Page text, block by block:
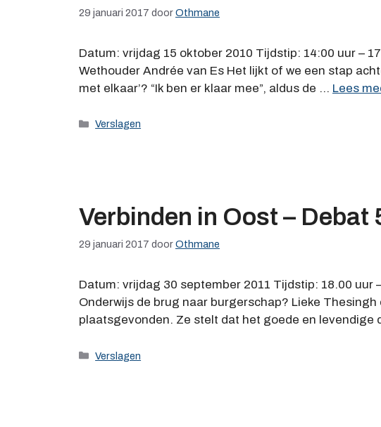
29 januari 2017 doorOthmane
Datum: vrijdag 15 oktober 2010 Tijdstip: 14:00 uur –
Wethouder Andrée van Es Het lijkt of we een stap
met elkaar’? “Ik ben er klaar mee”, aldus de … Lees
Categorieën
Verslagen
Verbinden in Oost – Debat
29 januari 2017 doorOthmane
Datum: vrijdag 30 september 2011 Tijdstip: 18.00 uur
Onderwijs de brug naar burgerschap? Lieke
plaatsgevonden. Ze stelt dat het goede en
Categorieën
Verslagen